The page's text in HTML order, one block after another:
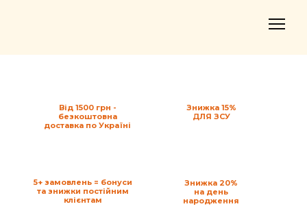
Знижка 15%
ДЛЯ ЗСУ
Від 1500 грн -
безкоштовна
доставка по Україні
5+ замовлень = бонуси
та знижки постійним
клієнтам
Знижка 20%
на день
народження